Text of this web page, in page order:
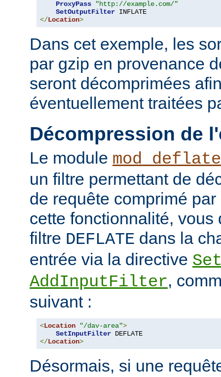
ProxyPass
"http://example.com/"
SetOutputFilter
</Location>
Dans cet exemple, les
par gzip en provenance
seront décomprimées
éventuellement traitées
Décompression de
Le module mod_deflate
un filtre permettant de
de requête comprimé
cette fonctionnalité, vous
filtre DEFLATE dans la
entrée via la directive
AddInputFilter,
suivant :
<Location "/dav-area">
SetInputFilter
</Location>
Désormais, si une